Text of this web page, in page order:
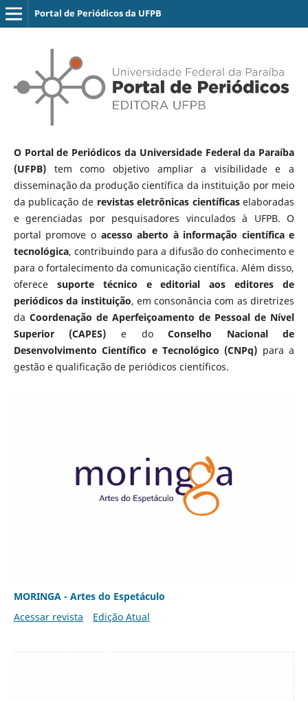
Portal de Periódicos da UFPB
O Portal de Periódicos da Universidade Federal da Paraíba
(UFPB)tem como objetivo ampliar a visibilidade e a
disseminação da produção científica da instituição por meio
da publicação de revistas eletrônicas científicaselaboradas
e gerenciadas por pesquisadores vinculados à UFPB. O
portal promove o acesso aberto à informação científica e
tecnológica, contribuindo para a difusão do conhecimento e
para o fortalecimento da comunicação científica. Além disso,
oferece suporte técnico e editorial aos editores de
periódicos da instituição, em consonância com as diretrizes
da Coordenação de Aperfeiçoamento de Pessoal de Nível
Superior (CAPES) e doConselho Nacional de
Desenvolvimento Científico e Tecnológico (CNPq) para a
gestão e qualificação de periódicos científicos.
MORINGA - Artes do Espetáculo
Acessar revista
Edição Atual